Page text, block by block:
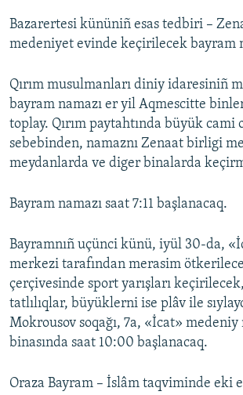
Bazarertesi kününiñ esas tedbiri –
medeniyet evinde keçirilecek bayram
Qırım musulmanları diniy idaresiniñ
bayram namazı er yil Aqmescitte
toplay. Qırım paytahtında büyük cami
sebebinden, namaznı Zenaat birligi
meydanlarda ve diger binalarda
Bayram namazı saat 7:11 başlanacaq.
Bayramnıñ uçünci künü, iyül 30-da,
merkezi tarafından merasim
çerçivesinde sport yarışları
tatlılıqlar, büyüklerni ise plâv ile
Mokrousov soqağı, 7a, «İcat»
binasında saat 10:00 başlanacaq.
Oraza Bayram – İslâm taqviminde eki